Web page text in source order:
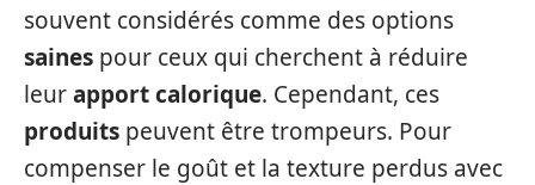
souvent considérés comme des options
saines pour ceux qui cherchent à réduire
leurapport calorique. Cependant, ces
produits peuvent être trompeurs. Pour
compenser le goût et la texture perdus avec